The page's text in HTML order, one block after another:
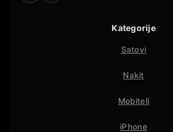
Kategorije
Satovi
Nakit
Mobiteli
iPhone